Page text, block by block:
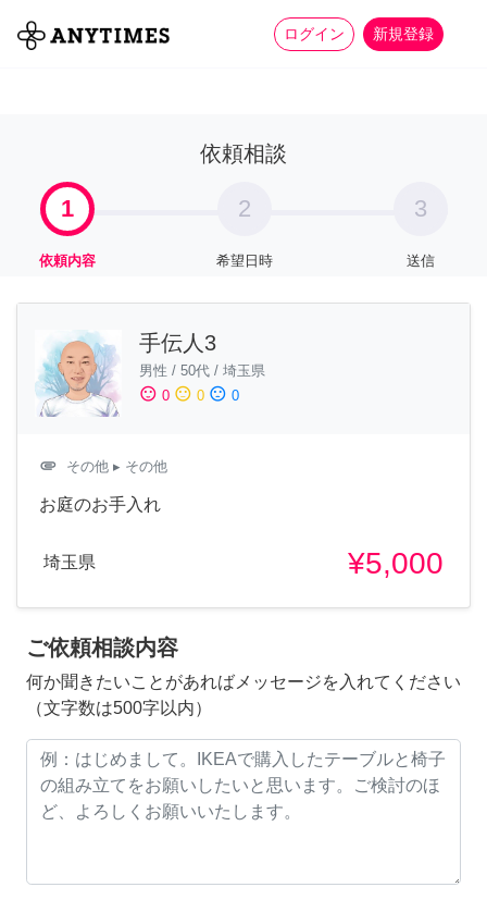
ログイン 新規登録
全て 家事 more_horiz
依頼相談
1
依頼内容
2
希望日時
3
送信
手伝人3
男性 / 50代 / 埼玉県
sentiment_satisfied 0 sentiment_neutral 0 sentiment_dissatisfied 0
attachment その他 ▸ その他
お庭のお手入れ
埼玉県 ¥5,000
ご依頼相談内容
何か聞きたいことがあればメッセージを入れてください
（文字数は500字以内）